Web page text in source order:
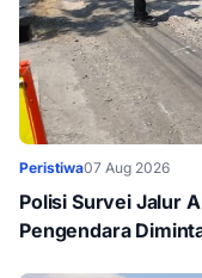
Peristiwa07 Aug 2026
Polisi Survei Jalur
Pengendara